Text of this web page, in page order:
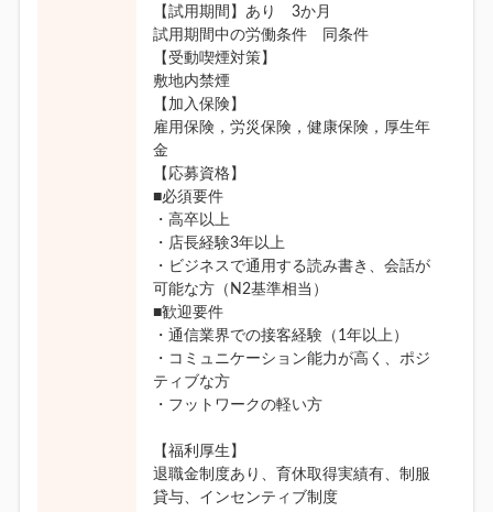
【試用期間】あり 3か月
試用期間中の労働条件 同条件
【受動喫煙対策】
敷地内禁煙
【加入保険】
雇用保険，労災保険，健康保険，厚生年
金
【応募資格】
■必須要件
・高卒以上
・店長経験3年以上
・ビジネスで通用する読み書き、会話が
可能な方（N2基準相当）
■歓迎要件
・通信業界での接客経験（1年以上）
・コミュニケーション能力が高く、ポジ
ティブな方
・フットワークの軽い方
【福利厚生】
退職金制度あり、育休取得実績有、制服
貸与、インセンティブ制度